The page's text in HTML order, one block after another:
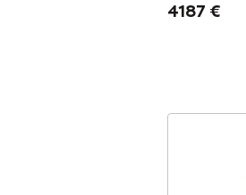
4187 €